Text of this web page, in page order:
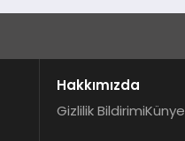
Hakkımızda
Gizlilik BildirimiKünye